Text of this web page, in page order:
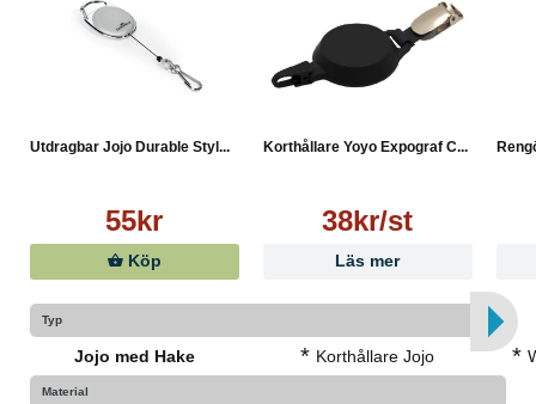
Utdragbar Jojo Durable Styl...
55kr
Köp
Korthållare Yoyo Expograf C...
38kr/st
Läs mer
Typ
Jojo med Hake * Korthållare Jojo *
Material